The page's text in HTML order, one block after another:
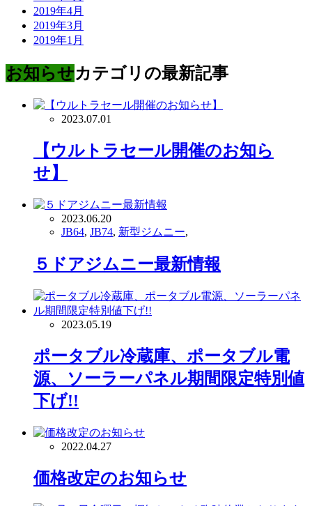
2019年4月
2019年3月
2019年1月
お知らせカテゴリの最新記事
2023.07.01
【ウルトラセール開催のお知ら
せ】
2023.06.20
JB64, JB74, 新型ジムニー,
５ドアジムニー最新情報
2023.05.19
ポータブル冷蔵庫、ポータブル電
源、ソーラーパネル期間限定特別値
下げ!!
2022.04.27
価格改定のお知らせ